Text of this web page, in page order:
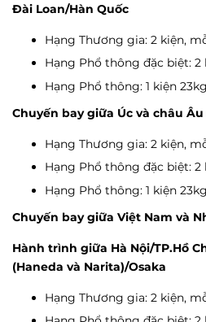
Đài Loan/Hàn Quốc
Hạng Thương gia: 2 kiện,
Hạng Phổ thông đặc biệt: 2
Hạng Phổ thông: 1 kiện 23kg
Chuyến bay giữa Úc và châu
Hạng Thương gia: 2 kiện,
Hạng Phổ thông đặc biệt: 2
Hạng Phổ thông: 1 kiện 23kg
Chuyến bay giữa Việt Nam và
Hành trình giữa Hà Nội/TP.Hồ
(Haneda và Narita)/Osaka
Hạng Thương gia: 2 kiện,